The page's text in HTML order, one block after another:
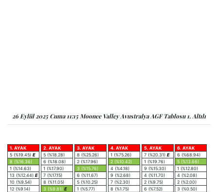
26 Eylül 2025 Cuma 11:15 Moonee Valley Avustralya AGF Tablosu 1. Altılı
1. AYAK
5 (%19.45) E
8 (%16.36)
1 (%14.63)
13 (%12.44) E
10 (%9.54)
12 (%9.14)
2. AYAK
5 (%18.28)
6 (%18.08)
1 (%17.90)
7 (%17.15)
8 (%11.05)
3 (%9.81) E
3. AYAK
8 (%25.26)
2 (%17.96)
3 (%15.76)
6 (%11.67)
5 (%10.25)
1 (%5.77)
4. AYAK
1 (%75.26)
2 (%10.42)
4 (%4.18)
9 (%2.68)
7 (%2.30)
8 (%1.75)
5. AYAK
7 (%20.31) E
1 (%19.76)
9 (%15.30)
4 (%11.70)
2 (%9.75)
6 (%7.52)
6. AYAK
6 (%68.94)
5 (%13.66)
1 (%12.80)
4 (%2.08)
2 (%2.00)
3 (%0.50)